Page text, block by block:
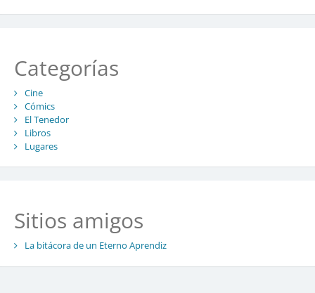
Categorías
Cine
Cómics
El Tenedor
Libros
Lugares
Sitios amigos
La bitácora de un Eterno Aprendiz